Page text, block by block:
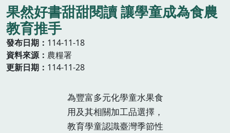
果然好書甜甜閱讀 讓學童成為食農
教育推手
發布日期
114-11-18
資料來源
農糧署
更新日期
114-11-28
為豐富多元化學童水果食
用及其相關加工品選擇，
教育學童認識臺灣季節性